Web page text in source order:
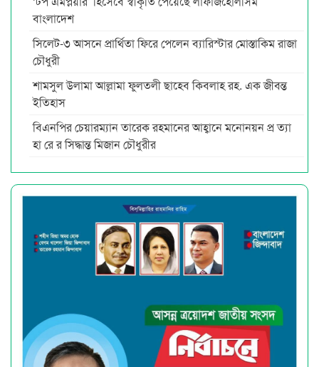
বাংলাদেশ
সিলেট-৩ আসনে প্রার্থিতা ফিরে পেলেন ব্যারিস্টার মোস্তাকিম রাজা
চৌধুরী
শামসুল উলামা আল্লামা ফুলতলী ছাহেব কিবলাহ রহ. এক জীবন্ত
ইতিহাস
বিএনপির চেয়ারম্যান তারেক রহমানের আহ্বানে মনোনয়ন প্র ত্যা
হা রে র সিদ্ধান্ত মিজান চৌধুরীর